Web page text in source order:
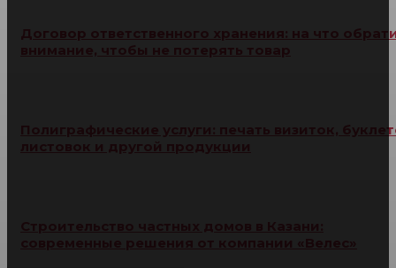
Договор ответственного хранения: на что
внимание, чтобы не потерять товар
Полиграфические услуги: печать визиток,
листовок и другой продукции